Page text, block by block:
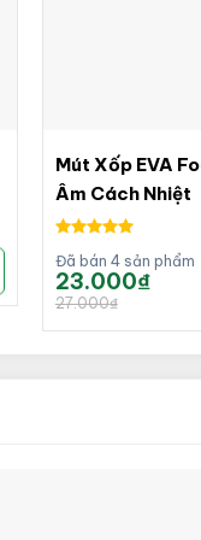
Mút Xốp EVA
Âm Cách Nhiệt
hạng5.00
5 sao
Đã bán 4 sản phẩm
27.000₫
Giá
gốc
là:
23.000₫
Giá
hiện
tại
23.000₫.